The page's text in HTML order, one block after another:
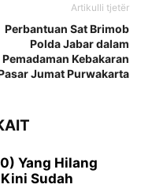
Artikulli tjetër
Perbantuan Sat Brimob
Polda Jabar dalam
Pemadaman Kebakaran
Jumat Purwakarta
Yang Hilang
Sudah